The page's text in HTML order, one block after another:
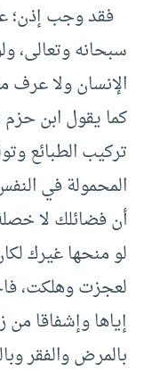
فقد وجب إذن؛
سبحانه وتعالى،
الإنسان ولا عرف
كما يقول ابن حزم
تركيب الطبائع
المحمولة في
أن فضائلك لا
لو منحها غيرك
لعجزت وهلكت،
إياها وإشفاقا من
بالمرض والفقر